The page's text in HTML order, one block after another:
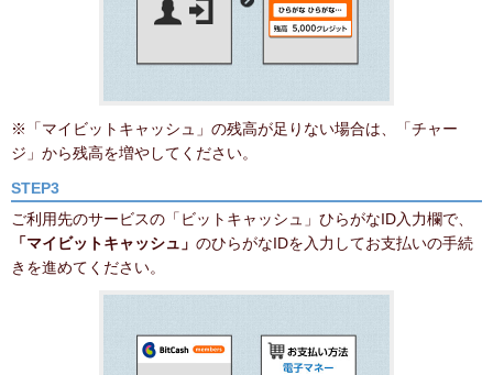
※「マイビットキャッシュ」の残高が足りない場合は、「チャー
ジ」から残高を増やしてください。
STEP3
ご利用先のサービスの「ビットキャッシュ」ひらがなID入力欄で、
「マイビットキャッシュ」 のひらがなIDを入力してお支払いの手続
きを進めてください。